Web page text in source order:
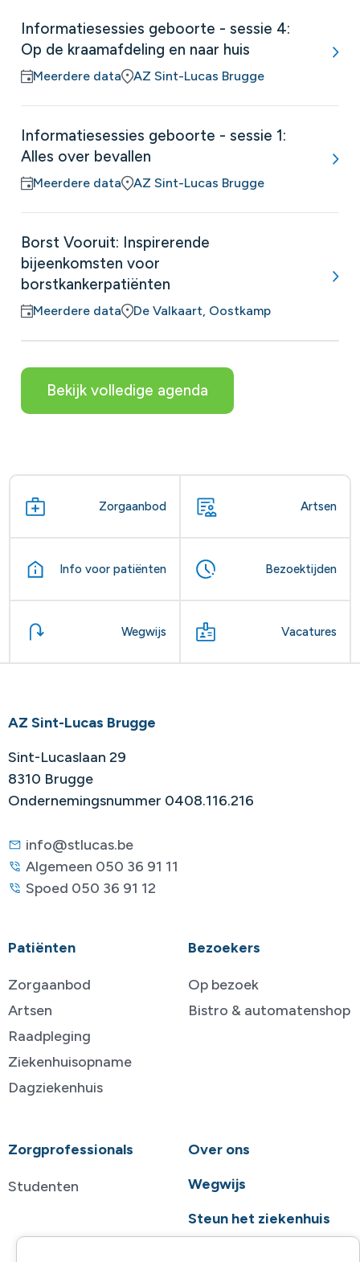
Informatiesessies geboorte - sessie 4:
Op de kraamafdeling en naar huis
Meerdere data AZ Sint-Lucas Brugge
Informatiesessies geboorte - sessie 1:
Alles over bevallen
Meerdere data AZ Sint-Lucas Brugge
Borst Vooruit: Inspirerende
bijeenkomsten voor
borstkankerpatiënten
Meerdere data De Valkaart, Oostkamp
Bekijk volledige agenda
Zorgaanbod Artsen
Info voor patiënten Bezoektijden
Wegwijs Vacatures
AZ Sint-Lucas Brugge
Sint-Lucaslaan 29
8310 Brugge
Ondernemingsnummer 0408.116.216
info@stlucas.be
Algemeen 050 36 91 11
Spoed 050 36 91 12
Patiënten
Zorgaanbod
Artsen
Raadpleging
Ziekenhuisopname
Dagziekenhuis
Bezoekers
Op bezoek
Bistro & automatenshop
Zorgprofessionals
Studenten
Over ons
Wegwijs
Steun het ziekenhuis